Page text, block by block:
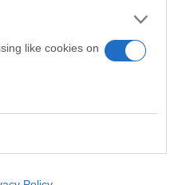
like cookies on
από τα πηγαία
στο Databricks
Microsoft και
υποστήριξη της
συνεργαζόμαστε
της συστήματα στο